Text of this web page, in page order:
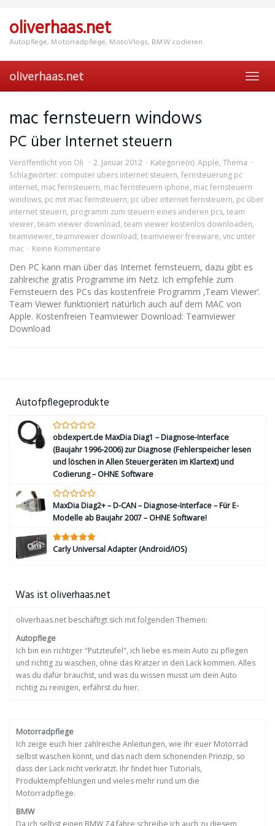
main
content
oliverhaas.net
Autopflege, Motorradpflege, MotoVlogs, BMW codieren
oliverhaas.net
mac fernsteuern windows
PC über Internet steuern
Veröffentlicht von Oli 2. Januar 2012 Kategorie(n): Apple, Thema
Schlagwörter: computer übers internet steuern, fernsteuerung pc
internet, mac fernsteuern, mac fernsteuern iphone, mac fernsteuern
windows, pc mit mac fernsteuern, pc über internet fernsteuern, pc über
internet steuern, programm zum steuern eines anderen pcs, team
viewer, team viewer download, team viewer kostenlos downloaden,
teamviewer, teamviewer download, teamviewer freeware, vnc unter
mac
Keine Kommentare
Den PC kann man über das Internet fernsteuern, dazu gibt es
zahlreiche gratis Programme im Netz. Ich empfehle zum
Fernsteuern des PCs das kostenfreie Programm ‚Team Viewer‘.
Team Viewer funktioniert natürlich auch auf dem MAC von
Apple. Kostenfreien Teamviewer Download: Teamviewer
Download
Autofpflegeprodukte
obdexpert.de MaxDia Diag1 – Diagnose-Interface
(Baujahr 1996-2006) zur Diagnose (Fehlerspeicher lesen
und löschen in Allen Steuergeräten im Klartext) und
Codierung – OHNE Software
MaxDia Diag2+ – D-CAN – Diagnose-Interface – Für E-
Modelle ab Baujahr 2007 – OHNE Software!
Carly Universal Adapter (Android/iOS)
Was ist oliverhaas.net
oliverhaas.net beschäftigt sich mit folgenden Themen:
Autopflege
Ich bin ein richtiger "Putzteufel", ich liebe es mein Auto zu pflegen
und richtig zu waschen, ohne das Kratzer in den Lack kommen. Alles
was du dafür brauchst, und was du wissen musst um dein Auto
richtig zu reinigen, erfährst du hier.
Motorradpflege
Ich zeige euch hier zahlreiche Anleitungen, wie ihr euer Motorrad
selbst waschen könnt, und das nach dem schonenden Prinzip, so
dass der Lack nicht verkratzt. Ihr findet hier Tutorials,
Produktempfehlungen und vieles mehr rund um die
Motorradpflege.
BMW
Da ich selbst einen BMW Z4 fahre schreibe ich auch zu diesem